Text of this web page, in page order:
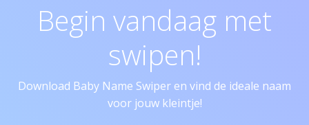
Begin vandaag met
swipen!
Download Baby Name Swiper en vind de ideale naam
voor jouw kleintje!